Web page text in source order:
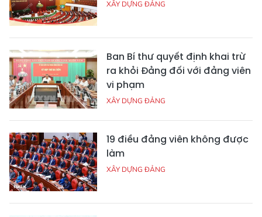
XÂY DỰNG ĐẢNG
Ban Bí thư quyết định khai trừ
ra khỏi Đảng đối với đảng viên
vi phạm
XÂY DỰNG ĐẢNG
19 điều đảng viên không được
làm
XÂY DỰNG ĐẢNG